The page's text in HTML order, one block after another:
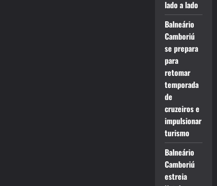
lado a lado
Balneário
Camboriú
se prepara
para
retomar
temporada
de
cruzeiros e
impulsionar
turismo
Balneário
Camboriú
estreia